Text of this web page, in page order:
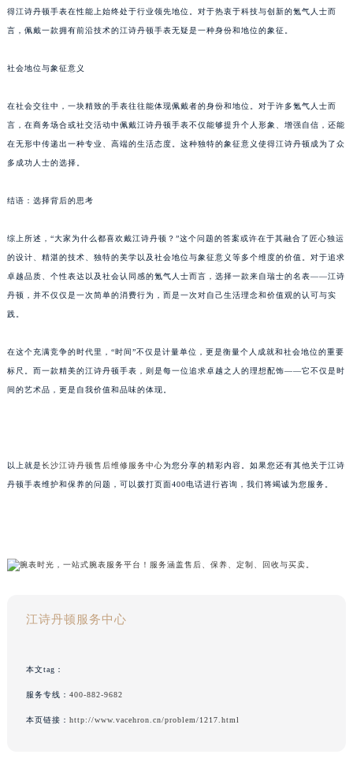
得江诗丹顿手表在性能上始终处于行业领先地位。对于热衷于科技与创新的氪气人士而
言，佩戴一款拥有前沿技术的江诗丹顿手表无疑是一种身份和地位的象征。
社会地位与象征意义
在社会交往中，一块精致的手表往往能体现佩戴者的身份和地位。对于许多氪气人士而
言，在商务场合或社交活动中佩戴江诗丹顿手表不仅能够提升个人形象、增强自信，还能
在无形中传递出一种专业、高端的生活态度。这种独特的象征意义使得江诗丹顿成为了众
多成功人士的选择。
结语：选择背后的思考
综上所述，“大家为什么都喜欢戴江诗丹顿？”这个问题的答案或许在于其融合了匠心独运
的设计、精湛的技术、独特的美学以及社会地位与象征意义等多个维度的价值。对于追求
卓越品质、个性表达以及社会认同感的氪气人士而言，选择一款来自瑞士的名表——江诗
丹顿，并不仅仅是一次简单的消费行为，而是一次对自己生活理念和价值观的认可与实
践。
在这个充满竞争的时代里，“时间”不仅是计量单位，更是衡量个人成就和社会地位的重要
标尺。而一款精美的江诗丹顿手表，则是每一位追求卓越之人的理想配饰——它不仅是时
间的艺术品，更是自我价值和品味的体现。
以上就是长沙江诗丹顿售后维修服务中心为您分享的精彩内容。如果您还有其他关于江诗
丹顿手表维护和保养的问题，可以拨打页面400电话进行咨询，我们将竭诚为您服务。
江诗丹顿服务中心
本文tag：
服务专线： 400-882-9682
本页链接： http://www.vacehron.cn/problem/1217.html